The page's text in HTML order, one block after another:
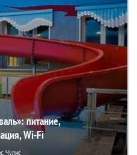
питание,
Wi-Fi
Чулис